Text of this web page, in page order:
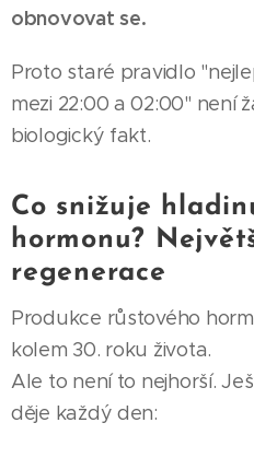
obnovovat se.
Proto staré pravidlo
mezi 22:00 a 02:00" není
biologický fakt.
Co snižuje
hormonu?
regenerace
Produkce růstového
kolem 30. roku života.
Ale to není to nejhorší.
děje každý den: